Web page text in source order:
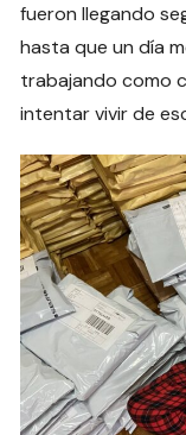
fueron llegando
hasta que un día
trabajando como
intentar vivir de